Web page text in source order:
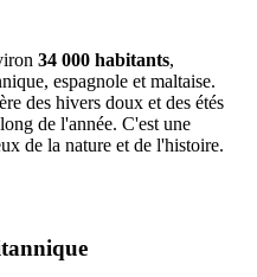
34 000 habitants,
espagnole et maltaise.
des hivers doux et des étés
de l'année. C'est une
de la nature et de l'histoire.